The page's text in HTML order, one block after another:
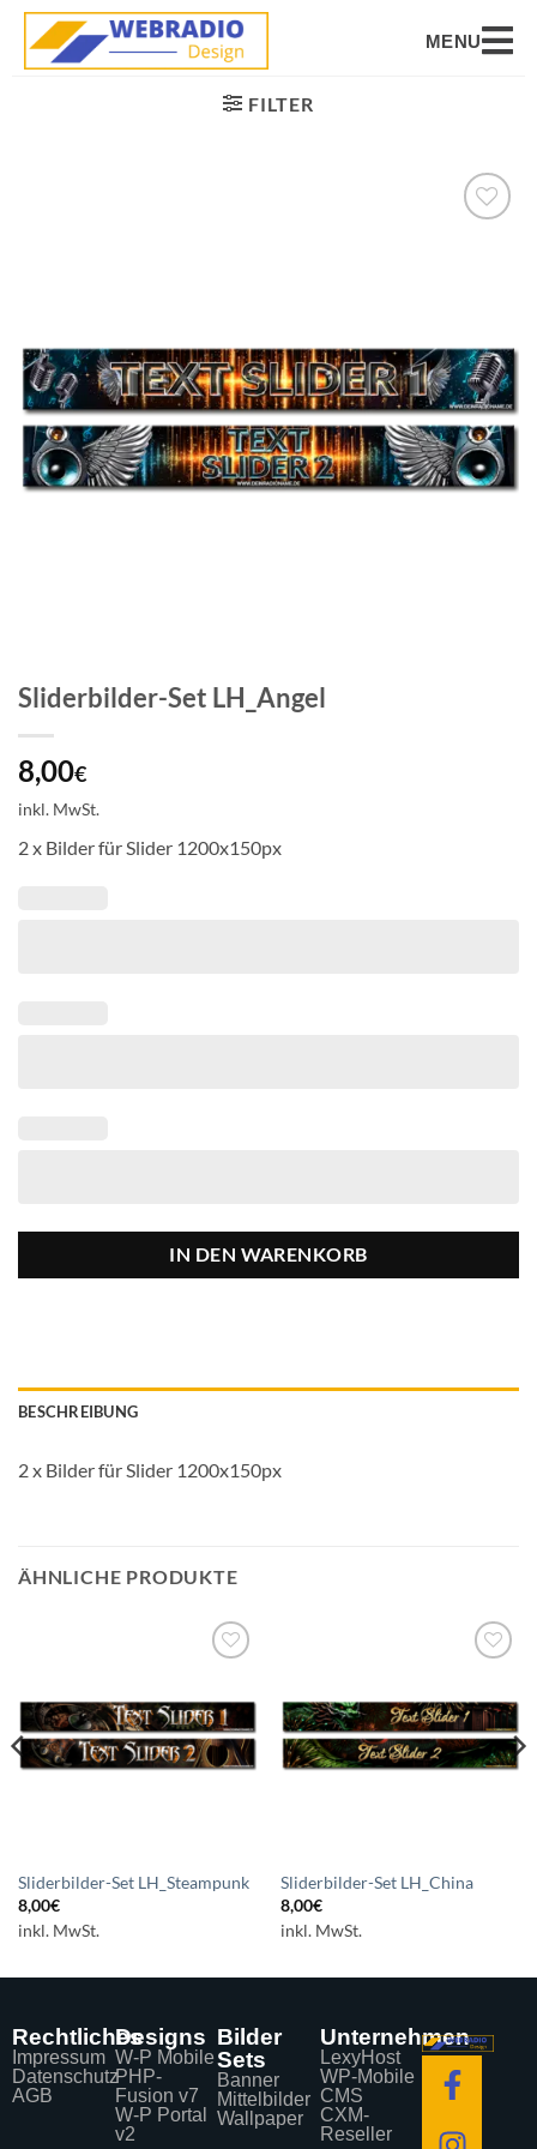
MENU
FILTER
Sliderbilder-Set LH_Angel
8,00€
inkl. MwSt.
2 x Bilder für Slider 1200x150px
IN DEN WARENKORB
BESCHREIBUNG
2 x Bilder für Slider 1200x150px
ÄHNLICHE PRODUKTE
setzen
Sliderbilder-Set LH_Steampunk
8,00€
inkl. MwSt.
setzen
Sliderbilder-Set LH_China
8,00€
inkl. MwSt.
Rechtliches
Impressum
Datenschutz
AGB
Designs
W-P Mobile
PHP-
Fusion v7
W-P Portal
v2
Bilder
Sets
Banner
Mittelbilder
Wallpaper
Unternehmen
LexyHost
WP-Mobile
CMS
CXM-
Reseller